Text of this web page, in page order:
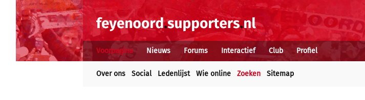
Voorpagina Nieuws Forums Interactief Club Profiel
Over ons Social Ledenlijst Wie online Zoeken Sitemap